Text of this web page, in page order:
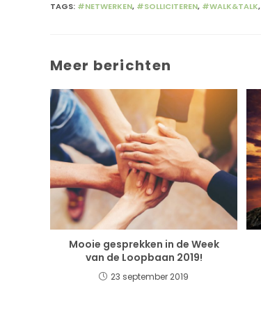
TAGS: #NETWERKEN, #SOLLICITEREN, #WALK&TALK,
Mooie gesprekken in de Week
van de Loopbaan 2019!
23 september 2019